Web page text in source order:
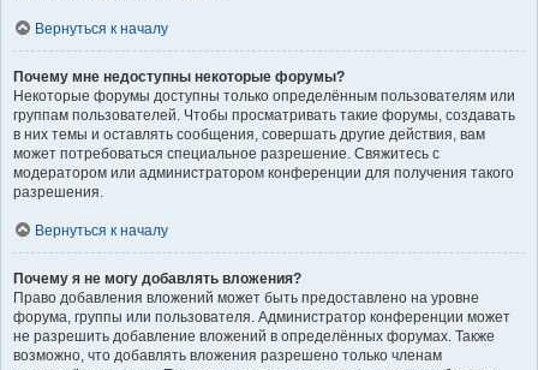
Вернуться к началу
Почему мне недоступны некоторые форумы?
Некоторые форумы доступны только определённым пользователям или
группам пользователей. Чтобы просматривать такие форумы, создавать
в них темы и оставлять сообщения, совершать другие действия, вам
может потребоваться специальное разрешение. Свяжитесь с
модератором или администратором конференции для получения такого
разрешения.
Вернуться к началу
Почему я не могу добавлять вложения?
Право добавления вложений может быть предоставлено на уровне
форума, группы или пользователя. Администратор конференции может
не разрешить добавление вложений в определённых форумах. Также
возможно, что добавлять вложения разрешено только членам